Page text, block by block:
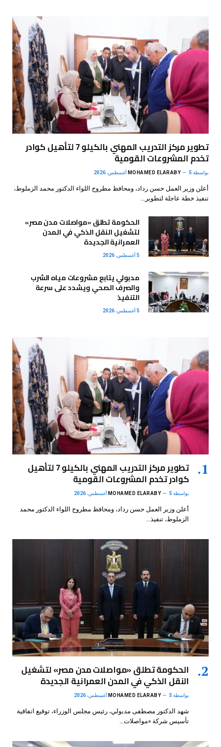
تطوير مركز التدريب المهني بالكيلو 7 لتأهيل كوادر
تخدم المشروعات القومية
بواسطة MOHAMED ELARABY 5 أغسطس، 2026
أعلن وزير العمل حسن رداد، ومحافظ مطروح اللواء الدكتور محمد الزملوط،
تنفيذ خطة عاجلة لتطوير…
الحكومة تطلق «مواصلات مدن مصر»
لتشغيل النقل الذكي في المدن
العمرانية الجديدة
5 أغسطس، 2026
مدبولي يتابع مشروعات مياه الشرب
والصرف الصحي ويشدد على سرعة
التنفيذ
5 أغسطس، 2026
تطوير مركز التدريب المهني بالكيلو 7 لتأهيل
كوادر تخدم المشروعات القومية
بواسطة MOHAMED ELARABY 5 أغسطس، 2026
أعلن وزير العمل حسن رداد، ومحافظ مطروح اللواء الدكتور محمد
الزملوط، تنفيذ…
الحكومة تطلق «مواصلات مدن مصر» لتشغيل
النقل الذكي في المدن العمرانية الجديدة
بواسطة MOHAMED ELARABY 5 أغسطس، 2026
شهد الدكتور مصطفى مدبولي، رئيس مجلس الوزراء، توقيع اتفاقية
تأسيس شركة «مواصلات…